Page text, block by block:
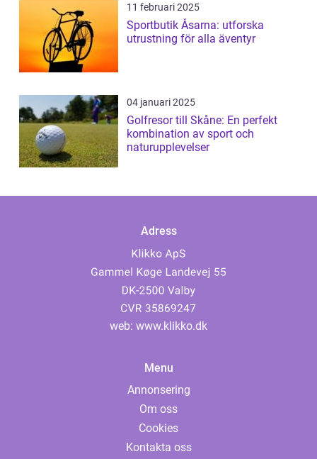
11 februari 2025
Sportbutik Åsarna: utforska
utrustning för alla äventyr
04 januari 2025
Golfresor till Skåne: En perfekt
kombination av sport och
naturupplevelser
Adress
web: www.klikko.dk
Menu
Annonsering
Om oss
Cookies
Kontakta oss